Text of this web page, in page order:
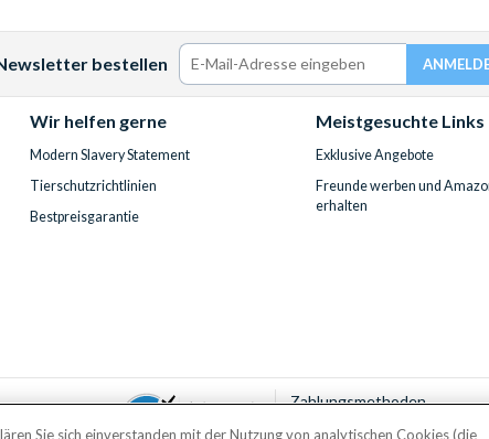
bestellen
Wir helfen gerne
Modern Slavery Statement
Tierschutzrichtlinien
Bestpreisgarantie
Meistgesuchte Links
Exklusive Angebote
Freunde werben und
erhalten
Zahlungsmethoden
Sie sich einverstanden mit der Nutzung von analytischen Cookies (die